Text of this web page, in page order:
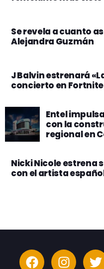
Se revela a cuanto
Alejandra Guzmán
J Balvin estrenará
concierto en
Entel
con la
regional en
Nicki Nicole estrena
con el artista